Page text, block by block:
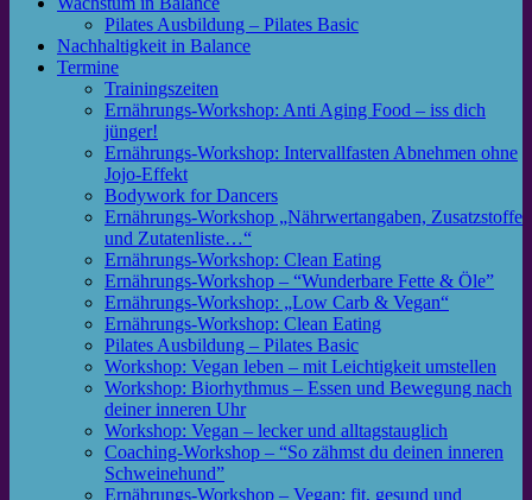
Pilates Ausbildung – Pilates Basic
Nachhaltigkeit in Balance
Termine
Trainingszeiten
Ernährungs-Workshop: Anti Aging Food – iss dich
jünger!
Ernährungs-Workshop: Intervallfasten Abnehmen ohne
Jojo-Effekt
Bodywork for Dancers
Ernährungs-Workshop „Nährwertangaben, Zusatzstoffe
und Zutatenliste…“
Ernährungs-Workshop: Clean Eating
Ernährungs-Workshop – “Wunderbare Fette & Öle”
Ernährungs-Workshop: „Low Carb & Vegan“
Ernährungs-Workshop: Clean Eating
Pilates Ausbildung – Pilates Basic
Workshop: Vegan leben – mit Leichtigkeit umstellen
Workshop: Biorhythmus – Essen und Bewegung nach
deiner inneren Uhr
Workshop: Vegan – lecker und alltagstauglich
Coaching-Workshop – “So zähmst du deinen inneren
Schweinehund”
Ernährungs-Workshop – Vegan: fit, gesund und